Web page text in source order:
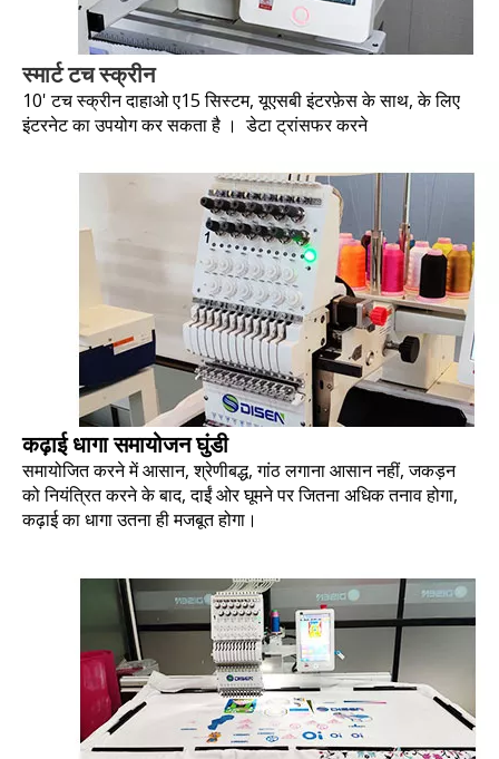
स्मार्ट टच स्क्रीन
10' टच स्क्रीन दाहाओ ए15 सिस्टम, यूएसबी इंटरफ़ेस के साथ, के लिए
इंटरनेट का उपयोग कर सकता है । डेटा ट्रांसफर करने
कढ़ाई धागा समायोजन घुंडी
समायोजित करने में आसान, श्रेणीबद्ध, गांठ लगाना आसान नहीं, जकड़न
को नियंत्रित करने के बाद, दाईं ओर घूमने पर जितना अधिक तनाव होगा,
कढ़ाई का धागा उतना ही मजबूत होगा।